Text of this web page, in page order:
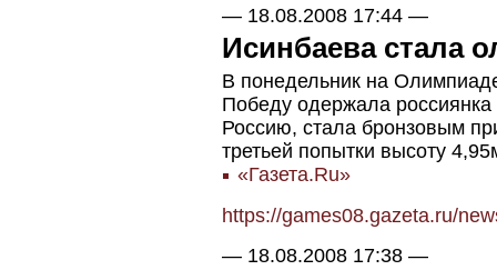
— 18.08.2008 17:44 —
Исинбаева стала
В понедельник на
Победу одержала
Россию, стала бронзовым
третьей попытки высоту
«Газета.Ru»
https://games08.gazeta.ru/
— 18.08.2008 17:38 —